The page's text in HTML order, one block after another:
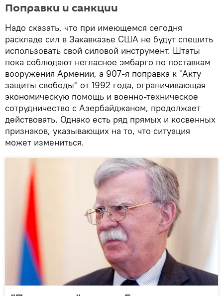
Поправки и санкции
Надо сказать, что при имеющемся сегодня
раскладе сил в Закавказье США не будут спешить
использовать свой силовой инструмент. Штаты
пока соблюдают негласное эмбарго по поставкам
вооружения Армении, а 907-я поправка к "Акту
защиты свободы" от 1992 года, ограничивающая
экономическую помощь и военно-техническое
сотрудничество с Азербайджаном, продолжает
действовать. Однако есть ряд прямых и косвенных
признаков, указывающих на то, что ситуация
может измениться.